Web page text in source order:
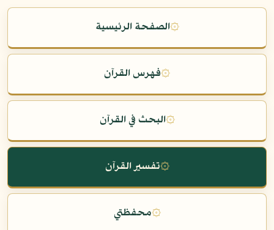
۞الصفحة الرئيسية
۞فهرس القرآن
۞البحث في القرآن
۞تفسير القرآن
۞محفظتي